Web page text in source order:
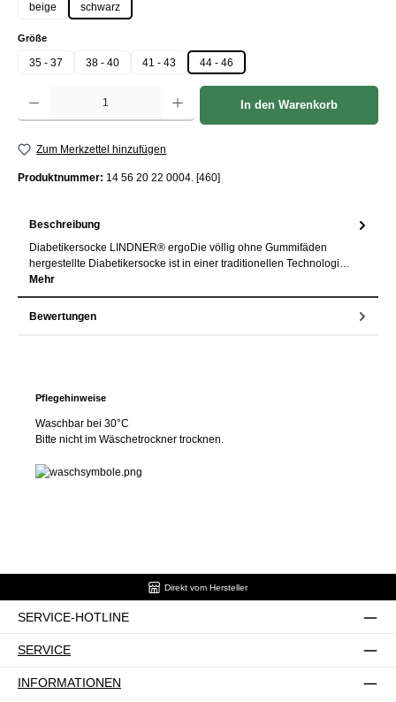
beige schwarz
Größeauswählen
35 - 37 38 - 40 41 - 43 44 - 46
Produkt Anzahl: Gib den gewünschten Wert ein oder benutze die Schaltflächen um die
In den Warenkorb
Zum Merkzettel hinzufügen
Produktnummer: 14 56 20 22 0004. [460]
Beschreibung
Diabetikersocke LINDNER® ergoDie völlig ohne Gummifäden
hergestellte Diabetikersocke ist in einer traditionellen Technologi…
Mehr
Bewertungen
Pflegehinweise
Waschbar bei 30°C
Bitte nicht im Wäschetrockner trocknen.
Direkt vom Hersteller
SERVICE-HOTLINE
SERVICE
INFORMATIONEN